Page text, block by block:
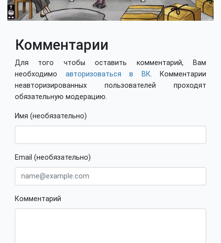
Комментарии
Для того чтобы оставить комментарий, Вам
необходимо авторизоваться в ВК. Комментарии
неавторизированных пользователей проходят
обязательную модерацию.
Имя (необязательно)
Email (необязательно)
Комментарий